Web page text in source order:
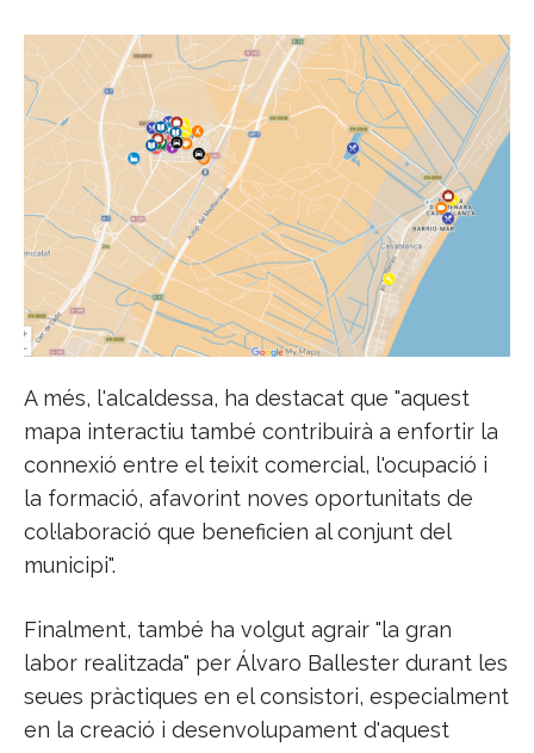
A més, l'alcaldessa, ha destacat que "aquest
mapa interactiu també contribuirà a enfortir la
connexió entre el teixit comercial, l'ocupació i
la formació, afavorint noves oportunitats de
col·laboració que beneficien al conjunt del
municipi".
Finalment, també ha volgut agrair "la gran
labor realitzada" per Álvaro Ballester durant les
seues pràctiques en el consistori, especialment
en la creació i desenvolupament d'aquest